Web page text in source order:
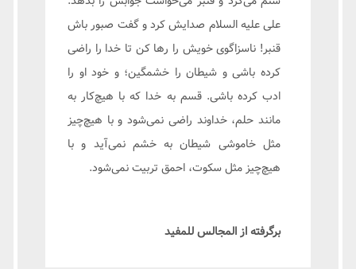
علی علیه السلام صدایش کرد و گفت صبور باش
قنبر! ناسزاگوی خویش را رها کن تا خدا را راضی
کرده باشی و شیطان را خشمگین؛ و خود او را
ادب کرده باشی. قسم به خدا که با هیچ‌کار به
مانند حلم، خداوند راضی نمی‌شود و با هیچ‌چیز
مثل خاموشی شیطان به خشم نمی‌آید و با
هیچ‌‌چیز مثل سکوت، احمق تربیت نمی‌شود.
برگرفته از المجالس للمفيد